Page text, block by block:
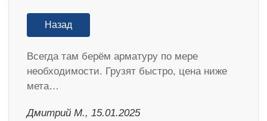
Назад
Всегда там берём арматуру по мере
необходимости. Грузят быстро, цена ниже
мета…
Дмитрий М., 15.01.2025